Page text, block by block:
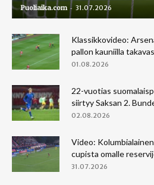
Puoliaika.com - 31.07.2026
Klassikkovideo:
pallon kauniilla
01.08.2026
22-vuotias
siirtyy Saksan 2.
02.08.2026
Video:
cupista omalle
31.07.2026